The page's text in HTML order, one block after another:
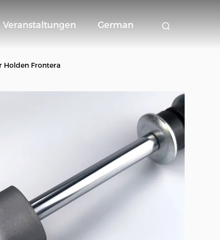
Veranstaltungen German
Holden Frontera